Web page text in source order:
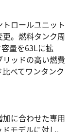
ロールユニット
。燃料タンク周
量を63Lに拡
ッドの高い燃費
べてワンタンク
に合わせた専用
モデルに対し、